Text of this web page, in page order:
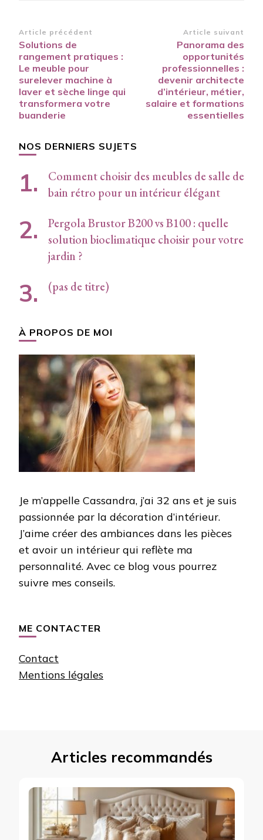
Navigation
d’article
Article précédent
Solutions de
rangement pratiques :
Le meuble pour
surelever machine à
laver et sèche linge qui
transformera votre
buanderie
Article suivant
Panorama des
opportunités
professionnelles :
devenir architecte
d’intérieur, métier,
salaire et formations
essentielles
NOS DERNIERS SUJETS
Comment choisir des meubles de salle de
bain rétro pour un intérieur élégant
Pergola Brustor B200 vs B100 : quelle
solution bioclimatique choisir pour votre
jardin ?
(pas de titre)
À PROPOS DE MOI
Je m’appelle Cassandra, j’ai 32 ans et je suis
passionnée par la décoration d’intérieur.
J’aime créer des ambiances dans les pièces
et avoir un intérieur qui reflète ma
personnalité. Avec ce blog vous pourrez
suivre mes conseils.
ME CONTACTER
Contact
Mentions légales
Articles recommandés